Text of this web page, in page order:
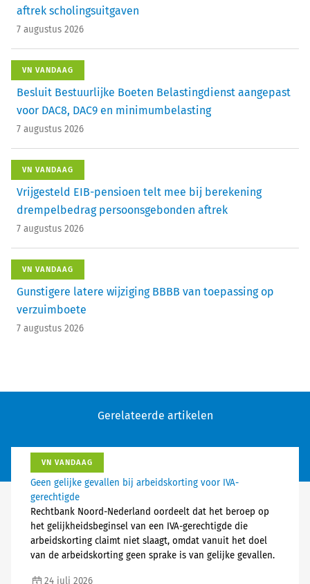
aftrek scholingsuitgaven
7 augustus 2026
VN VANDAAG
Besluit Bestuurlijke Boeten Belastingdienst aangepast
voor DAC8, DAC9 en minimumbelasting
7 augustus 2026
VN VANDAAG
Vrijgesteld EIB-pensioen telt mee bij berekening
drempelbedrag persoonsgebonden aftrek
7 augustus 2026
VN VANDAAG
Gunstigere latere wijziging BBBB van toepassing op
verzuimboete
7 augustus 2026
Gerelateerde artikelen
VN VANDAAG
Geen gelijke gevallen bij arbeidskorting voor IVA-
gerechtigde
Rechtbank Noord-Nederland oordeelt dat het beroep op
het gelijkheidsbeginsel van een IVA-gerechtigde die
arbeidskorting claimt niet slaagt, omdat vanuit het doel
van de arbeidskorting geen sprake is van gelijke gevallen.
24 juli 2026